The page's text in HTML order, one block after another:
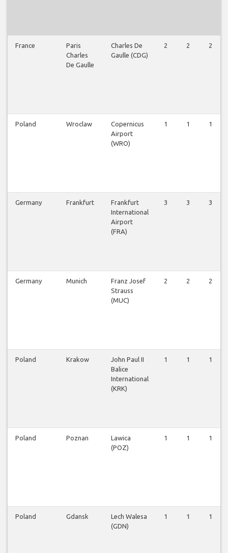
France
Paris
Charles
De Gaulle
Charles De
Gaulle (CDG)
2 2 2
Poland Wroclaw
Copernicus
Airport
(WRO)
1 1 1
Germany Frankfurt
Frankfurt
International
Airport
(FRA)
3 3 3
Germany Munich
Franz Josef
Strauss
(MUC)
2 2 2
Poland Krakow
John Paul II
Balice
International
(KRK)
1 1 1
Poland Poznan
Lawica
(POZ)
1 1 1
Poland Gdansk
Lech Walesa
(GDN)
1 1 1